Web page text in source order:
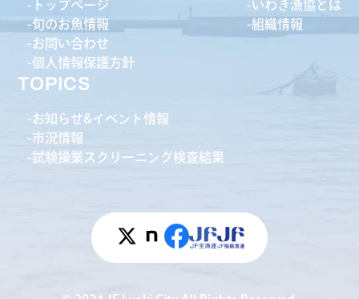
トップページ
旬のお魚情報
お問い合わせ
個人情報保護方針
いわき漁協とは
組織情報
TOPICS
お知らせ&イベント情報
市況情報
試験操業スクリーニング検査結果